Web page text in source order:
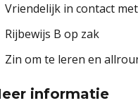
Vriendelijk in contact
Rijbewijs B op zak
Zin om te leren en
informatie